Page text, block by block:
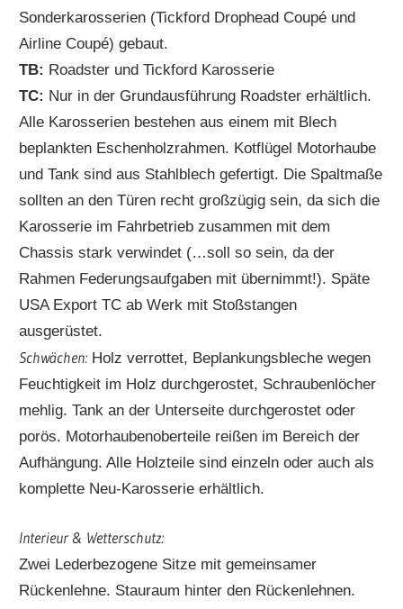
Sonderkarosserien (Tickford Drophead Coupé und
Airline Coupé) gebaut.
TB: Roadster und Tickford Karosserie
TC: Nur in der Grundausführung Roadster erhältlich.
Alle Karosserien bestehen aus einem mit Blech
beplankten Eschenholzrahmen. Kotflügel Motorhaube
und Tank sind aus Stahlblech gefertigt. Die Spaltmaße
sollten an den Türen recht großzügig sein, da sich die
Karosserie im Fahrbetrieb zusammen mit dem
Chassis stark verwindet (…soll so sein, da der
Rahmen Federungsaufgaben mit übernimmt!). Späte
USA Export TC ab Werk mit Stoßstangen
ausgerüstet.
Schwächen: Holz verrottet, Beplankungsbleche wegen
Feuchtigkeit im Holz durchgerostet, Schraubenlöcher
mehlig. Tank an der Unterseite durchgerostet oder
porös. Motorhaubenoberteile reißen im Bereich der
Aufhängung. Alle Holzteile sind einzeln oder auch als
komplette Neu-Karosserie erhältlich.
Interieur & Wetterschutz:
Zwei Lederbezogene Sitze mit gemeinsamer
Rückenlehne. Stauraum hinter den Rückenlehnen.